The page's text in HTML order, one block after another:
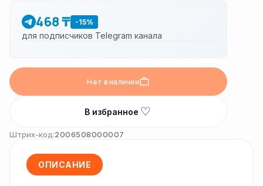
468 ₸ -15%
для подписчиков Telegram канала
Нет в наличии
В избранное ♡
Штрих-код:2006508000007
ОПИСАНИЕ